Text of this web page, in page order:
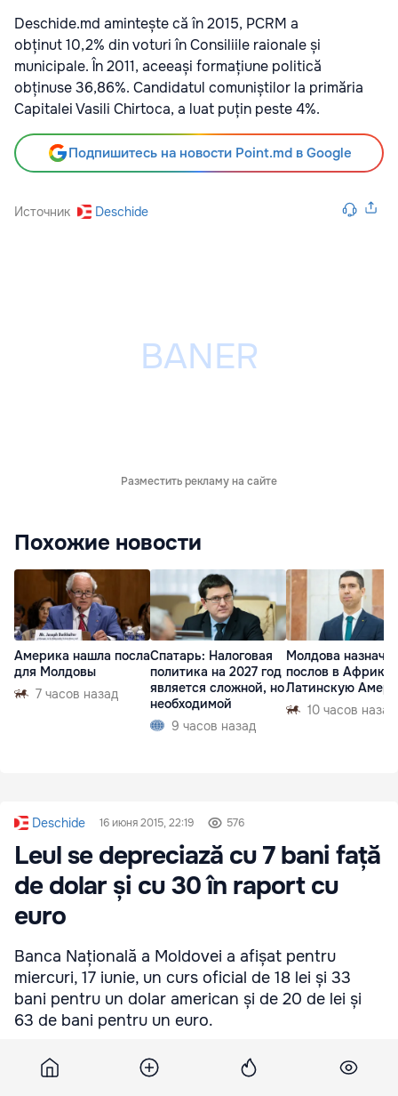
Deschide.md amintește că în 2015, PCRM a
obținut 10,2% din voturi în Consiliile raionale și
municipale. În 2011, aceeași formațiune politică
obținuse 36,86%. Candidatul comuniștilor la primăria
Capitalei Vasili Chirtoca, a luat puțin peste 4%.
Подпишитесь на новости Point.md в Google
Источник Deschide
Разместить рекламу на сайте
Похожие новости
Америка нашла посла
для Молдовы
7 часов назад
Спатарь: Налоговая
политика на 2027 год
является сложной, но
необходимой
9 часов назад
Молдова
послов в Африку
Латинскую
10 часов назад
Deschide 16 июня 2015, 22:19 576
Leul se depreciază cu 7 bani față
de dolar și cu 30 în raport cu
euro
Banca Națională a Moldovei a afișat pentru
miercuri, 17 iunie, un curs oficial de 18 lei și 33
bani pentru un dolar american și de 20 de lei și
63 de bani pentru un euro.